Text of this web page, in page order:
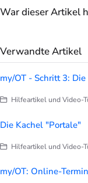
War dieser Artikel
Verwandte Artikel
my/OT - Schritt 3:
Hilfeartikel und Video-Tutorials >
Die Kachel "Portale"
Hilfeartikel und Video-
my/OT: Online-